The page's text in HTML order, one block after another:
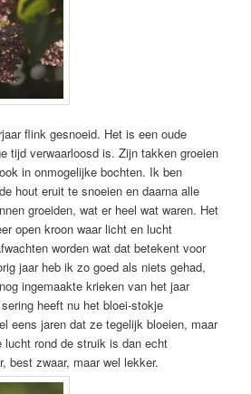
flink gesnoeid. Het is een oude
tijd verwaarloosd is. Zijn takken groeien
in onmogelijke bochten. Ik ben
hout eruit te snoeien en daarna alle
groeiden, wat er heel wat waren. Het
open kroon waar licht en lucht
worden wat dat betekent voor
jaar heb ik zo goed als niets gehad,
ingemaakte krieken van het jaar
heeft nu het bloei-stokje
eens jaren dat ze tegelijk bloeien, maar
lucht rond de struik is dan echt
best zwaar, maar wel lekker.